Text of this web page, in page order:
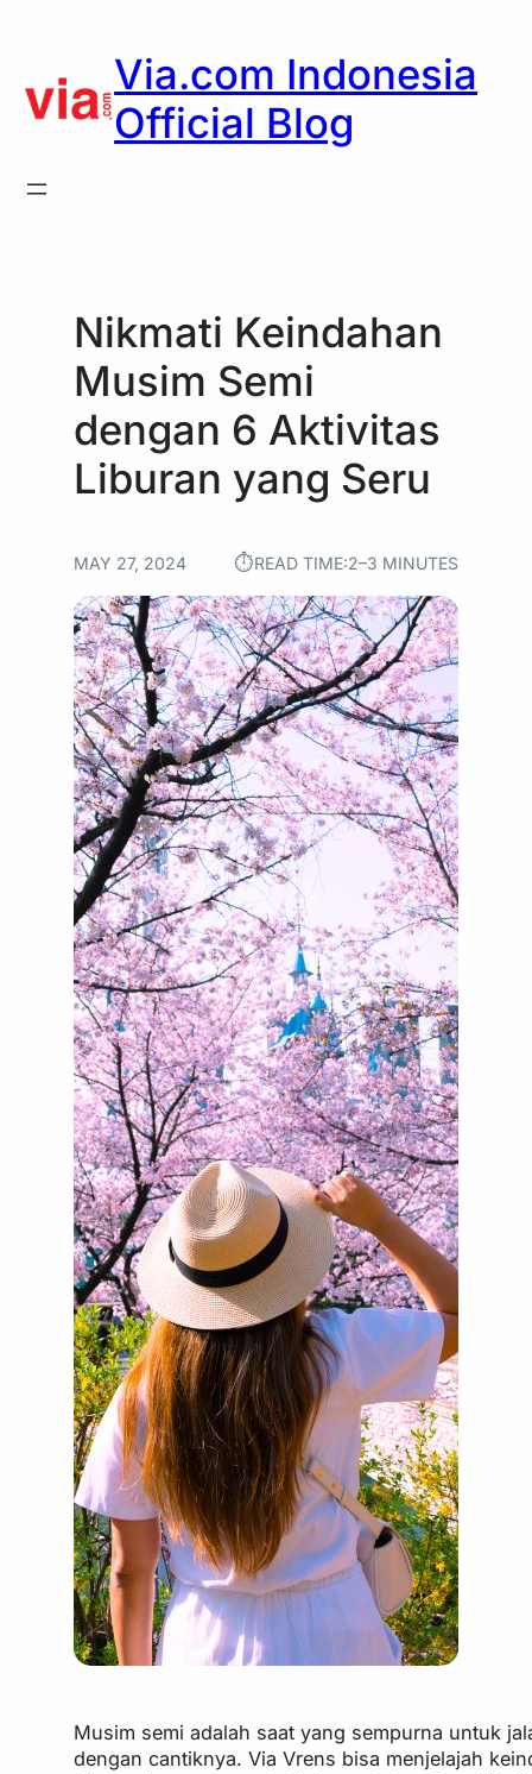
content
Via.com Indonesia
Official Blog
Nikmati Keindahan
Musim Semi
dengan 6 Aktivitas
Liburan yang Seru
MAY 27, 2024 ⏱︎READ TIME:2–3 MINUTES
Musim semi adalah saat yang sempurna untuk
dengan cantiknya. Via Vrens bisa menjelajah